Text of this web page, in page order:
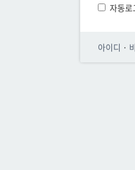
자동로
아이디 ·